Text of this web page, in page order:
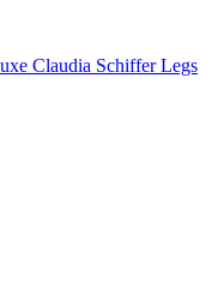
Claudia Schiffer Legs